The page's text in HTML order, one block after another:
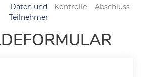
Daten und
Teilnehmer
Kontrolle Abschluss